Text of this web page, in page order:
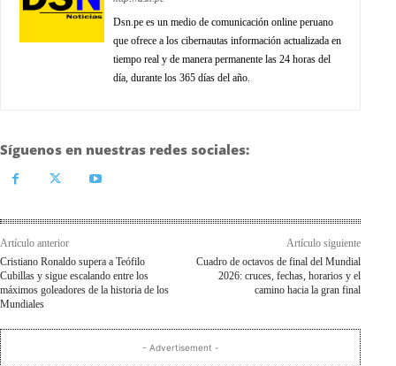
Dsn.pe es un medio de comunicación online peruano
que ofrece a los cibernautas información actualizada en
tiempo real y de manera permanente las 24 horas del
día, durante los 365 días del año.
Síguenos en nuestras redes sociales:
Artículo anterior
Cristiano Ronaldo supera a Teófilo
Cubillas y sigue escalando entre los
máximos goleadores de la historia de los
Mundiales
Artículo siguiente
Cuadro de octavos de final del Mundial
2026: cruces, fechas, horarios y el
camino hacia la gran final
- Advertisement -